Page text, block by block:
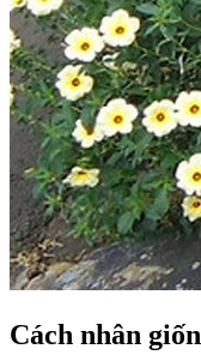
Cách nhân